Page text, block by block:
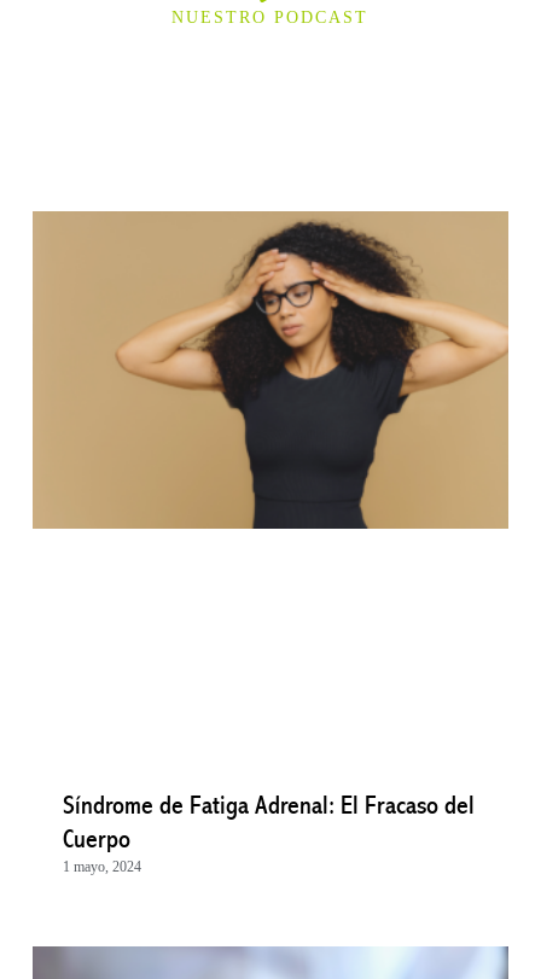
NUESTRO PODCAST
Síndrome de Fatiga Adrenal: El Fracaso del
Cuerpo
1 mayo, 2024